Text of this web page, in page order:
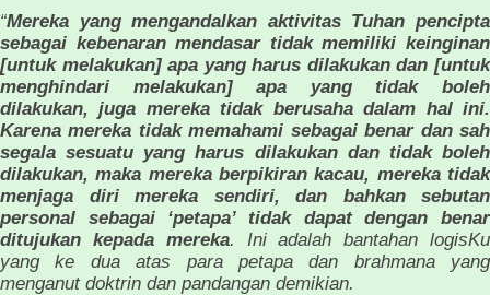
“Mereka yang mengandalkan aktivitas Tuhan pencipta
sebagai kebenaran mendasar tidak memiliki keinginan
[untuk melakukan] apa yang harus dilakukan dan [untuk
menghindari melakukan] apa yang tidak boleh
dilakukan, juga mereka tidak berusaha dalam hal ini.
Karena mereka tidak memahami sebagai benar dan sah
segala sesuatu yang harus dilakukan dan tidak boleh
dilakukan, maka mereka berpikiran kacau, mereka tidak
menjaga diri mereka sendiri, dan bahkan sebutan
personal sebagai ‘petapa’ tidak dapat dengan benar
ditujukan kepada mereka. Ini adalah bantahan logisKu
yang ke dua atas para petapa dan brahmana yang
menganut doktrin dan pandangan demikian.